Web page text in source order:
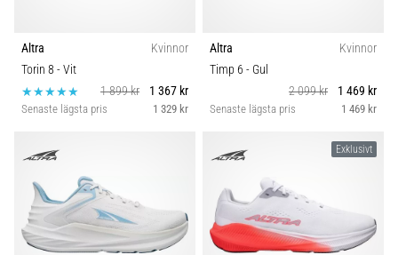
Altra
Kvinnor
Torin 8 - Vit
1 899 kr
1 367 kr
Senaste lägsta pris 1 329 kr
Altra
Kvinnor
Timp 6 - Gul
2 099 kr
1 469 kr
Senaste lägsta pris 1 469 kr
Exklusivt